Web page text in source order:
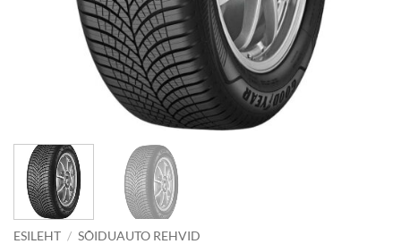
ESILEHT / SÕIDUAUTO REHVID